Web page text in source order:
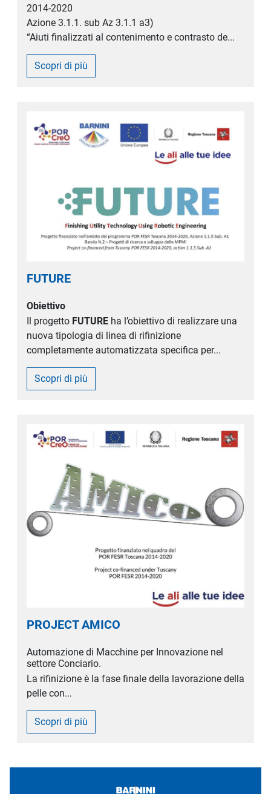
2014-2020
Azione 3.1.1. sub Az 3.1.1 a3)
“Aiuti finalizzati al contenimento e contrasto de...
Scopri di più
FUTURE
Obiettivo
Il progetto FUTURE ha l’obiettivo di realizzare una
nuova tipologia di linea di rifinizione
completamente automatizzata specifica per...
Scopri di più
PROJECT AMICO
Automazione di Macchine per Innovazione nel
settore Conciario.
La rifinizione è la fase finale della lavorazione della
pelle con...
Scopri di più